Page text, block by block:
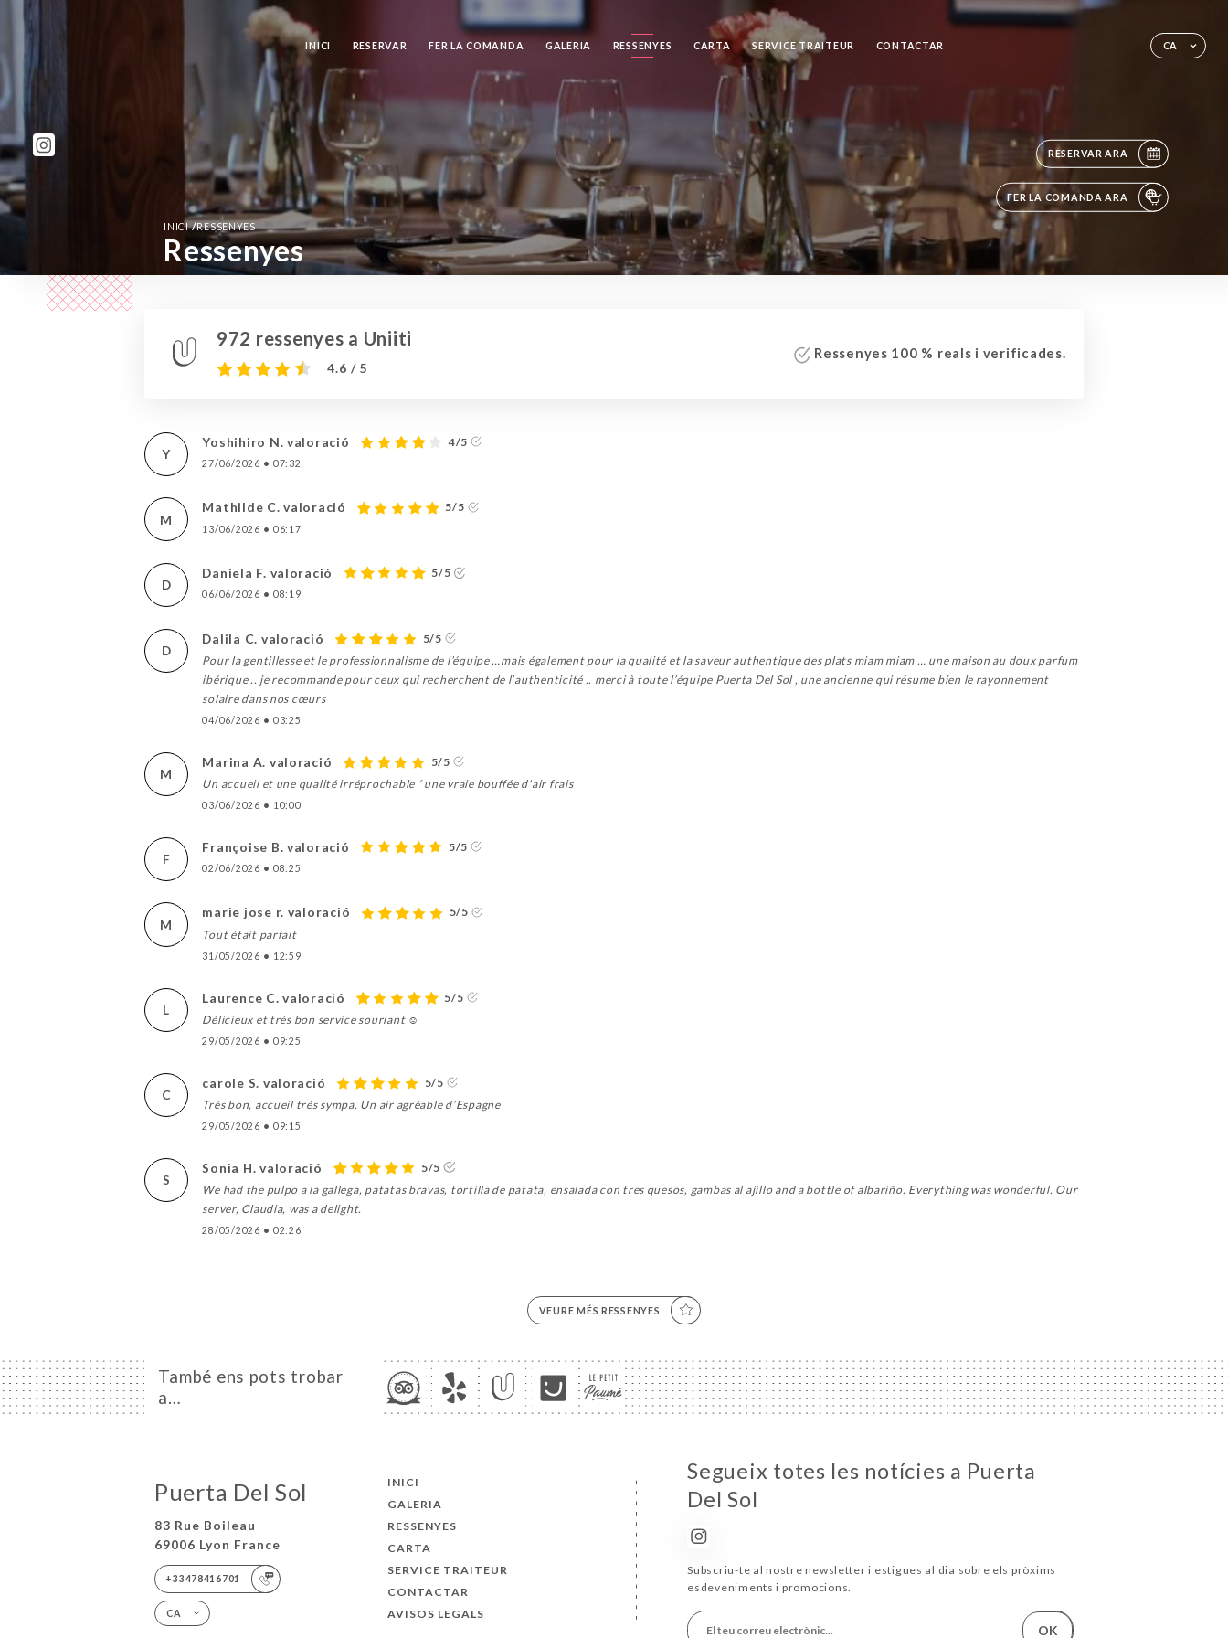
CA
INICI RESERVAR FER LA COMANDA GALERIA RESSENYES CARTA SERVICE TRAITEUR CONTACTAR
RESERVAR ARA
FER LA COMANDA ARA
INICI/RESSENYES
Ressenyes
972 ressenyes a Uniiti
4.6 / 5
Ressenyes 100 % reals i verificades.
Y
Yoshihiro N. valoració 4/5
27/06/2026 • 07:32
M
Mathilde C. valoració 5/5
13/06/2026 • 06:17
D
Daniela F. valoració 5/5
06/06/2026 • 08:19
D
Dalila C. valoració
5/5
Pour la gentillesse et le professionnalisme de l’équipe …mais également pour la qualité et la saveur authentique des plats miam miam … une maison au doux parfum
ibérique .. je recommande pour ceux qui recherchent de l’authenticité .. merci à toute l’équipe Puerta Del Sol , une ancienne qui résume bien le rayonnement
solaire dans nos cœurs
04/06/2026 • 03:25
M
Marina A. valoració
5/5
Un accueil et une qualité irréprochable ´ une vraie bouffée d'air frais
03/06/2026 • 10:00
F
Françoise B. valoració 5/5
02/06/2026 • 08:25
M
marie jose r. valoració
5/5
Tout était parfait
31/05/2026 • 12:59
L
Laurence C. valoració
5/5
Délicieux et très bon service souriant ☺️
29/05/2026 • 09:25
C
carole S. valoració
5/5
Très bon, accueil très sympa. Un air agréable d’Espagne
29/05/2026 • 09:15
S
Sonia H. valoració
5/5
We had the pulpo a la gallega, patatas bravas, tortilla de patata, ensalada con tres quesos, gambas al ajillo and a bottle of albariño. Everything was wonderful. Our
server, Claudia, was a delight.
28/05/2026 • 02:26
VEURE MÉS RESSENYES
També ens pots trobar
a…
Puerta Del Sol
83 Rue Boileau
69006 Lyon France
+33478416701
CA
INICI
GALERIA
RESSENYES
CARTA
SERVICE TRAITEUR
CONTACTAR
AVISOS LEGALS
Segueix totes les notícies a Puerta
Del Sol
Subscriu-te al nostre newsletter i estigues al dia sobre els pròxims
esdeveniments i promocions.
OK